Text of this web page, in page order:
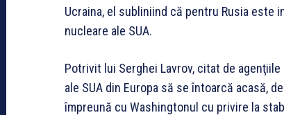
Ucraina, el subliniind că pentru Rusia este
nucleare ale SUA.
Potrivit lui Serghei Lavrov, citat de
ale SUA din Europa să se întoarcă acasă,
împreună cu Washingtonul cu privire la